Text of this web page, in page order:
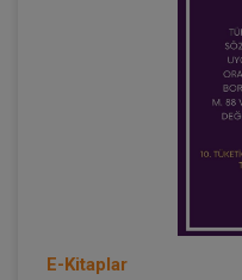
E-Kitaplar